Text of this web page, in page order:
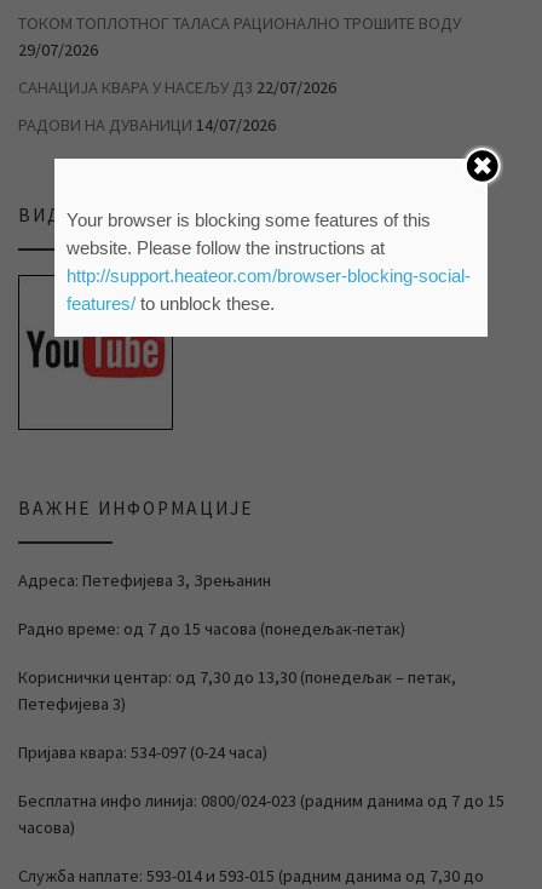
ТОКОМ ТОПЛОТНОГ ТАЛАСА РАЦИОНАЛНО ТРОШИТЕ ВОДУ
29/07/2026
САНАЦИЈА КВАРА У НАСЕЉУ Д3 22/07/2026
РАДОВИ НА ДУВАНИЦИ 14/07/2026
ВИДЕО ПРИЛОЗИ НА НАШЕМ ЈУТЈУБ КАНАЛУ
ВАЖНЕ ИНФОРМАЦИЈЕ
Адреса: Петефијева 3, Зрењанин
Радно време: од 7 до 15 часова (понедељак-петак)
Кориснички центар: од 7,30 до 13,30 (понедељак – петак,
Петефијева 3)
Пријава квара: 534-097 (0-24 часа)
Бесплатна инфо линија: 0800/024-023 (радним данима од 7 до 15
часова)
Служба наплате: 593-014 и 593-015 (радним данима од 7,30 до
Your browser is blocking some features of this
website. Please follow the instructions at
http://support.heateor.com/browser-blocking-social-
features/to unblock these.